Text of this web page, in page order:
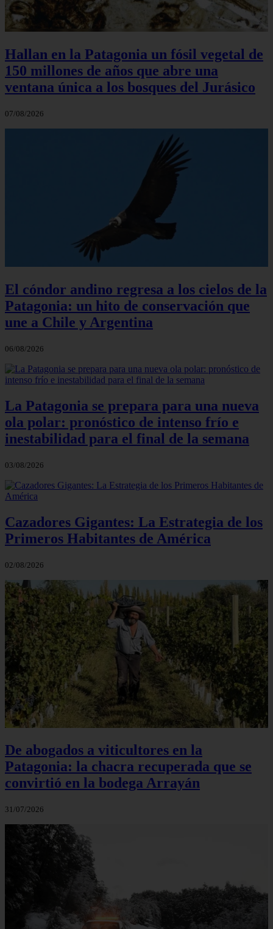
Hallan en la Patagonia un fósil vegetal de
150 millones de años que abre una
ventana única a los bosques del Jurásico
07/08/2026
El cóndor andino regresa a los cielos de la
Patagonia: un hito de conservación que
une a Chile y Argentina
06/08/2026
La Patagonia se prepara para una nueva
ola polar: pronóstico de intenso frío e
inestabilidad para el final de la semana
03/08/2026
Cazadores Gigantes: La Estrategia de los
Primeros Habitantes de América
02/08/2026
De abogados a viticultores en la
Patagonia: la chacra recuperada que se
convirtió en la bodega Arrayán
31/07/2026